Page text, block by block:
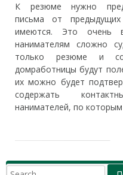
К резюме нужно
письма от
имеются. Это очень
нанимателям сложно
только резюме и
домработницы будут
их можно будет
содержать
нанимателей, по